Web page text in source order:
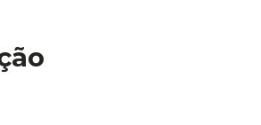
variações são normais e não afetam